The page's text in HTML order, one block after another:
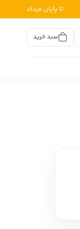
تا پایان مرداد
سبد خرید